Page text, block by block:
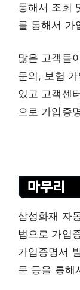
통해서 조회
를 통해서 가
많은 고객들
문의, 보험
있고 고객센
으로 가입증
마무리
삼성화재 자
법으로 가입
가입증명서
문 등을 통해